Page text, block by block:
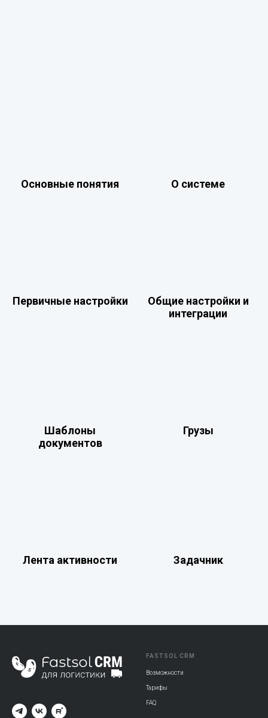
Основные понятия О системе
Первичные настройки
Общие настройки и
интеграции
Шаблоны
документов
Грузы
Лента активности Задачник
FASTSOL CRM
Возможности
Тарифы
FAQ